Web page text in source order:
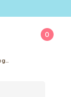
0
My Page